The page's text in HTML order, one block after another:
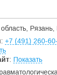
: +7 (491) 260-60-
: Показать